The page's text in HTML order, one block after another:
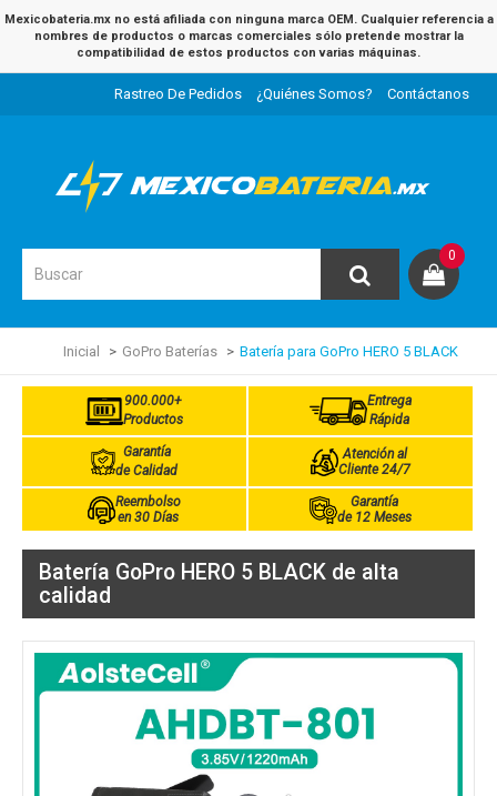
Mexicobateria.mx no está afiliada con ninguna marca OEM. Cualquier referencia a
nombres de productos o marcas comerciales sólo pretende mostrar la
compatibilidad de estos productos con varias máquinas.
Rastreo De Pedidos ¿Quiénes Somos? Contáctanos
0
Inicial GoPro Baterías Batería para GoPro HERO 5 BLACK
900.000+
Productos
Entrega
Rápida
Garantía
de Calidad
Atención al
Cliente 24/7
Reembolso
en 30 Días
Garantía
de 12 Meses
Batería GoPro HERO 5 BLACK de alta
calidad